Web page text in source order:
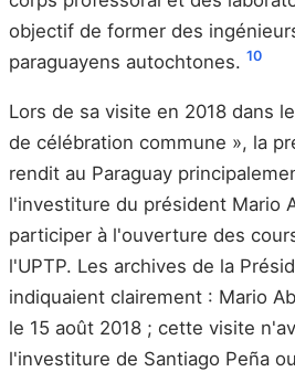
objectif de former des
paraguayens autochtones. 10
Lors de sa visite en 2018 dans
de célébration commune », la
rendit au Paraguay
l'investiture du président Mario
participer à l'ouverture des
l'UPTP. Les archives de la
indiquaient clairement : Mario
le 15 août 2018 ; cette visite
l'investiture de Santiago Peña